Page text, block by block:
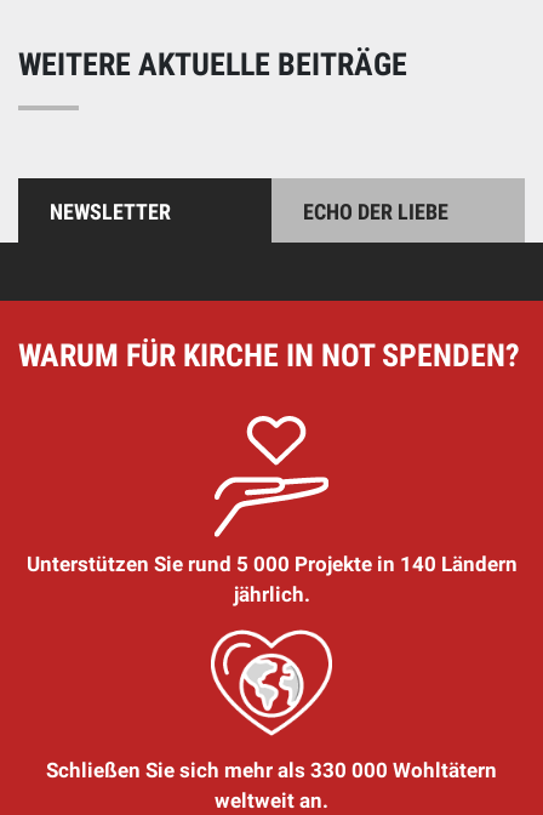
WEITERE AKTUELLE BEITRÄGE
NEWSLETTER ECHO DER LIEBE
WARUM FÜR KIRCHE IN NOT SPENDEN?
Unterstützen Sie rund 5 000 Projekte in 140 Ländern
jährlich.
Schließen Sie sich mehr als 330 000 Wohltätern
weltweit an.